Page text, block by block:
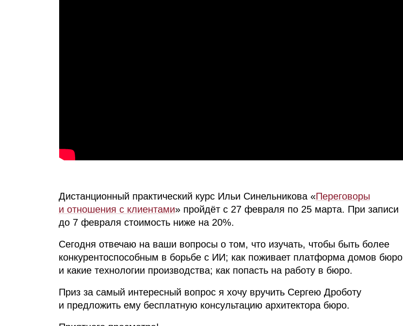
Дистанционный практический курс Ильи Синельникова «Переговоры
и отношения с клиентами» пройдёт с 27 февраля по 25 марта. При записи
до 7 февраля стоимость ниже на 20%.
Сегодня отвечаю на ваши вопросы о том, что изучать, чтобы быть более
конкурентоспособным в борьбе с ИИ; как поживает платформа домов бюро
и какие технологии производства; как попасть на работу в бюро.
Приз за самый интересный вопрос я хочу вручить Сергею Дроботу
и предложить ему бесплатную консультацию архитектора бюро.